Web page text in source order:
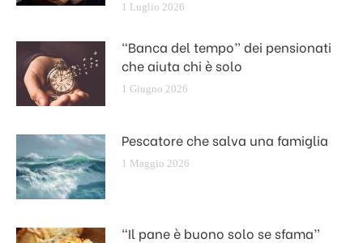
1 Luglio 2026
“Banca del tempo” dei pensionati
che aiuta chi è solo
1 Giugno 2026
Pescatore che salva una famiglia
1 Maggio 2026
“Il pane è buono solo se sfama”